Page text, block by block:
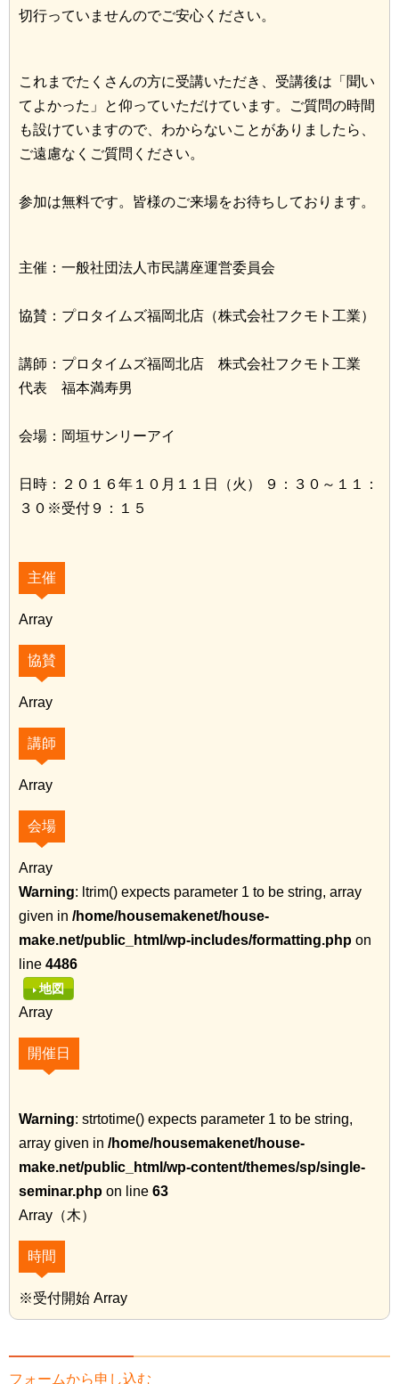
切行っていませんのでご安心ください。
これまでたくさんの方に受講いただき、受講後は「聞い
てよかった」と仰っていただけています。ご質問の時間
も設けていますので、わからないことがありましたら、
ご遠慮なくご質問ください。
参加は無料です。皆様のご来場をお待ちしております。
主催：一般社団法人市民講座運営委員会
協賛：プロタイムズ福岡北店（株式会社フクモト工業）
講師：プロタイムズ福岡北店 株式会社フクモト工業
代表 福本満寿男
会場：岡垣サンリーアイ
日時：２０１６年１０月１１日（火） ９：３０～１１：
３０※受付９：１５
主催
Array
協賛
Array
講師
Array
会場
Array
Warning: ltrim() expects parameter 1 to be string, array
given in /home/housemakenet/house-
make.net/public_html/wp-includes/formatting.php on
line 4486
地図
Array
開催日
Warning: strtotime() expects parameter 1 to be string,
array given in /home/housemakenet/house-
make.net/public_html/wp-content/themes/sp/single-
seminar.php on line 63
Array（木）
時間
※受付開始 Array
フォームから申し込む